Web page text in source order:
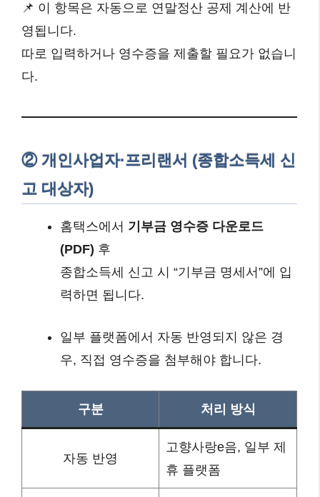
📌 이 항목은 자동으로 연말정산 공제 계산에 반
영됩니다.
따로 입력하거나 영수증을 제출할 필요가 없습니
다.
② 개인사업자·프리랜서 (종합소득세 신
고 대상자)
홈택스에서 기부금 영수증 다운로드
(PDF) 후
종합소득세 신고 시 “기부금 명세서”에 입
력하면 됩니다.
일부 플랫폼에서 자동 반영되지 않은 경
우, 직접 영수증을 첨부해야 합니다.
구분 처리 방식
자동 반영
고향사랑e음, 일부 제
휴 플랫폼